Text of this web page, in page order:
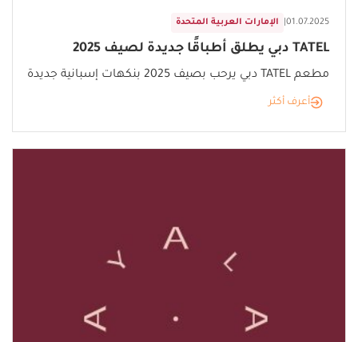
الإمارات العربية المتحدة 01.07.2025
TATEL دبي يطلق أطباقًا جديدة لصيف 2025
مطعم TATEL دبي يرحب بصيف 2025 بنكهات إسبانية جديدة
أعرف أكثر